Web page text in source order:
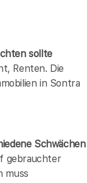
sollte
Renten. Die
in Sontra
Schwächen
gebrauchter
muss